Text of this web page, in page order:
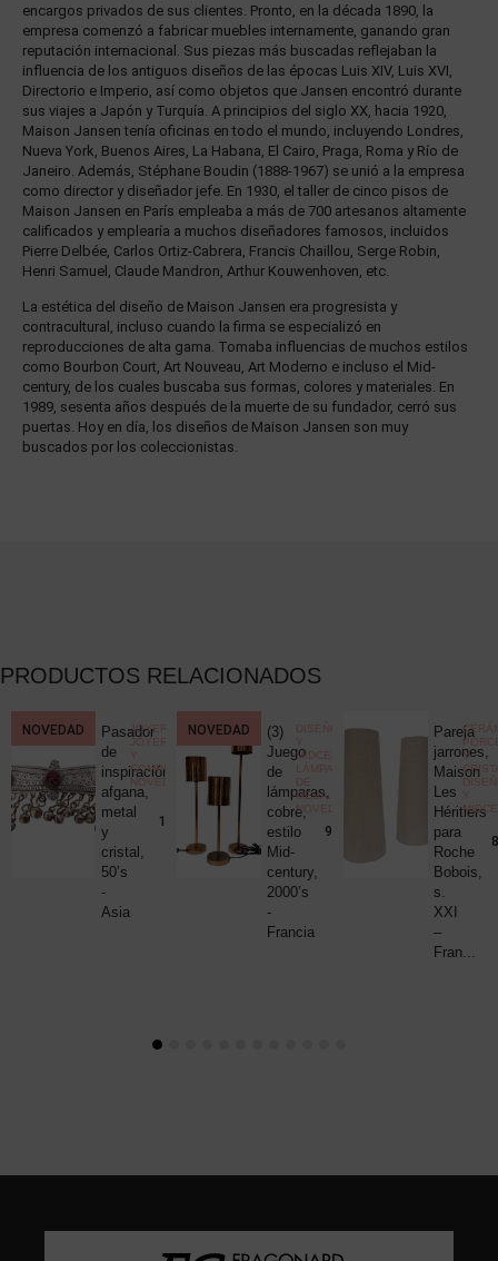
encargos privados de sus clientes. Pronto, en la década 1890, la
empresa comenzó a fabricar muebles internamente, ganando gran
reputación internacional. Sus piezas más buscadas reflejaban la
influencia de los antiguos diseños de las épocas Luis XIV, Luis XVI,
Directorio e Imperio, así como objetos que Jansen encontró durante
sus viajes a Japón y Turquía. A principios del siglo XX, hacia 1920,
Maison Jansen tenía oficinas en todo el mundo, incluyendo Londres,
Nueva York, Buenos Aires, La Habana, El Cairo, Praga, Roma y Río de
Janeiro. Además, Stéphane Boudin (1888-1967) se unió a la empresa
como director y diseñador jefe. En 1930, el taller de cinco pisos de
Maison Jansen en París empleaba a más de 700 artesanos altamente
calificados y emplearía a muchos diseñadores famosos, incluidos
Pierre Delbée, Carlos Ortiz-Cabrera, Francis Chaillou, Serge Robin,
Henri Samuel, Claude Mandron, Arthur Kouwenhoven, etc.
La estética del diseño de Maison Jansen era progresista y
contracultural, incluso cuando la firma se especializó en
reproducciones de alta gama. Tomaba influencias de muchos estilos
como Bourbon Court, Art Nouveau, Art Moderno e incluso el Mid-
century, de los cuales buscaba sus formas, colores y materiales. En
1989, sesenta años después de la muerte de su fundador, cerró sus
puertas. Hoy en día, los diseños de Maison Jansen son muy
buscados por los coleccionistas.
PRODUCTOS RELACIONADOS
,
€
NOVEDAD
Pasador
de
inspiración
afgana,
metal
y
cristal,
50’s
-
Asia
JOYERÍA
JOYERÍA
Y
COMPLEMENTOS
NOVEDADES
190,00
NOVEDAD
(3)
Juego
de
lámparas,
cobre,
estilo
Mid-
century,
2000’s
-
Francia
DISEÑO
Y
MIDCENTURY
LÁMPARAS
DE
MESA,
NOVEDADES
980,00
Pareja
jarrones,
Maison
Les
Héritiers
para
Roche
Bobois,
s.
XXI
–
Fran...
Y
Y